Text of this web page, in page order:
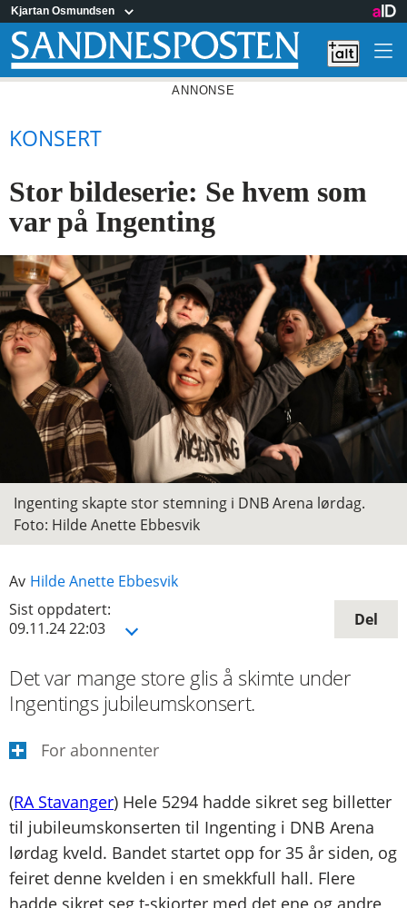
Gå
til
sidens
hovedinnhold
Kjartan Osmundsen
ANNONSE
KONSERT
Stor bildeserie: Se hvem som
var på Ingenting
Ingenting skapte stor stemning i DNB Arena lørdag.
Foto: Hilde Anette Ebbesvik
09.11.24 22:03
Hilde Anette Ebbesvik
Det var mange store glis å skimte under
Ingentings jubileumskonsert.
For abonnenter
(RA Stavanger) Hele 5294 hadde sikret seg billetter
til jubileumskonserten til Ingenting i DNB Arena
lørdag kveld. Bandet startet opp for 35 år siden, og
feiret denne kvelden i en smekkfull hall. Flere